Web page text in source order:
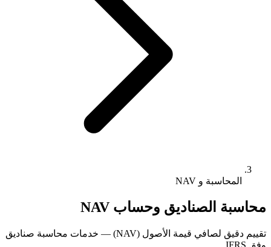
المحاسبة و NAV
محاسبة الصناديق وحساب NAV
تقييم دقيق لصافي قيمة الأصول (NAV) — خدمات محاسبة صناديق
وفق IFRS